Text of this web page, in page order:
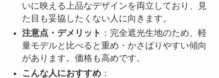
いに映える上品なデザインを両立しており、見
た目も妥協したくない人に向きます。
注意点・デメリット ：完全遮光生地のため、軽
量モデルと比べると重め・かさばりやすい傾向
があります。価格も高めです。
こんな人におすすめ：